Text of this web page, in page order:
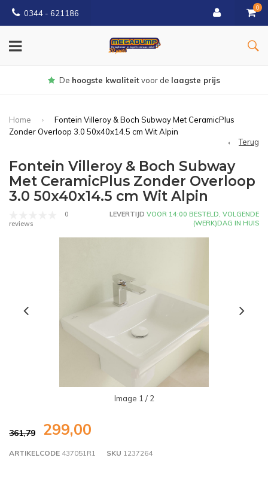
0344 - 621186
0
Gratisbezorgd vanaf € 150
Home
Fontein Villeroy & Boch Subway Met CeramicPlus
Zonder Overloop 3.0 50x40x14.5 cm Wit Alpin
Terug
Fontein Villeroy & Boch Subway
Met CeramicPlus Zonder Overloop
3.0 50x40x14.5 cm Wit Alpin
0
reviews
LEVERTIJD VOOR 14:00 BESTELD, VOLGENDE
(WERK)DAG IN HUIS
Image 1 / 2
361,79 299,00
ARTIKELCODE 437051R1 SKU 1237264